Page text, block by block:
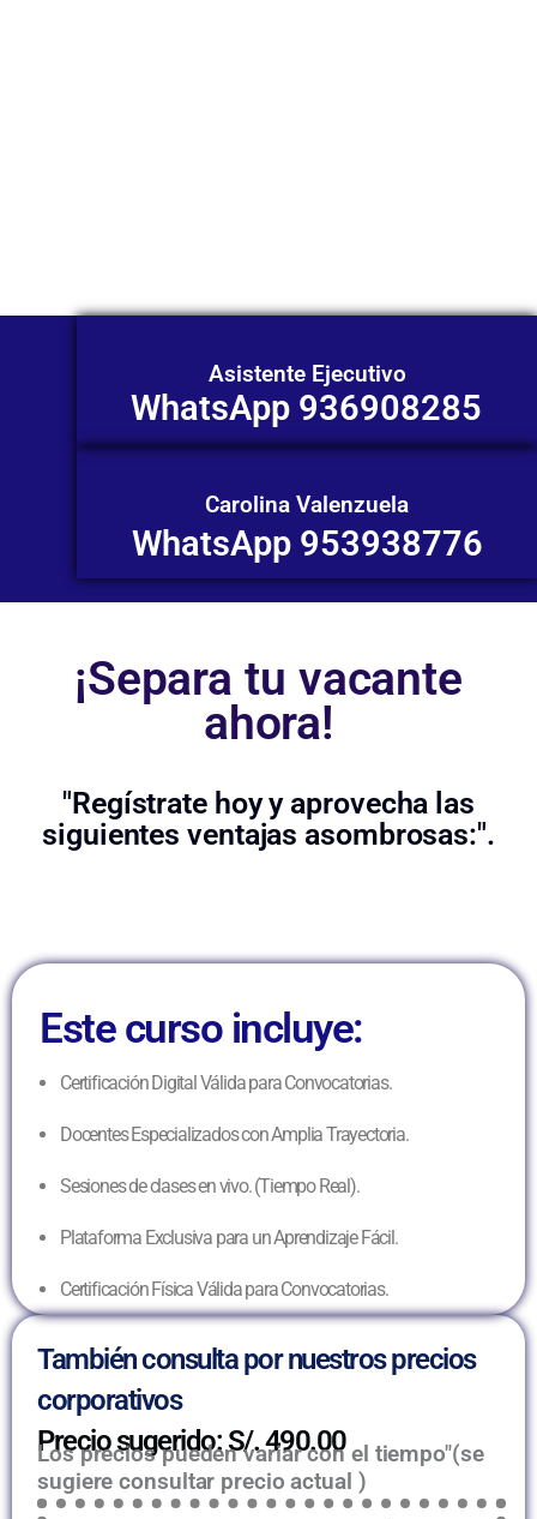
Asistente Ejecutivo
WhatsApp 936908285
Carolina Valenzuela
WhatsApp 953938776
¡Separa tu vacante
ahora!
"Regístrate hoy y aprovecha las
siguientes ventajas asombrosas:".
Este curso incluye:
Certificación Digital Válida para Convocatorias.
Docentes Especializados con Amplia Trayectoria.
Sesiones de clases en vivo. (Tiempo Real).
Plataforma Exclusiva para un Aprendizaje Fácil.
Certificación Física Válida para Convocatorias.
También consulta por nuestros precios
corporativos
Precio sugerido: S/. 490.00
Los precios pueden variar con el tiempo"(se
sugiere consultar precio actual )